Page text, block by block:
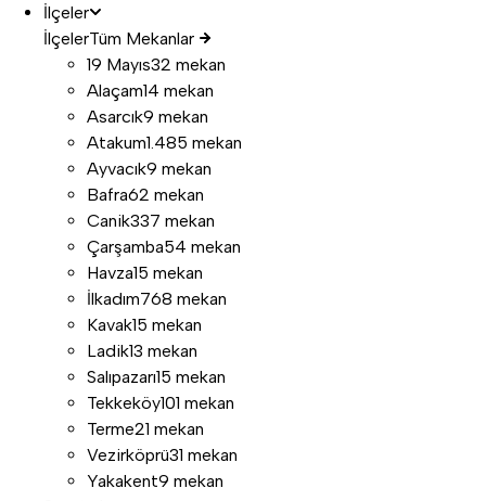
İlçeler
İlçelerTüm Mekanlar
19 Mayıs32 mekan
Alaçam14 mekan
Asarcık9 mekan
Atakum1.485 mekan
Ayvacık9 mekan
Bafra62 mekan
Canik337 mekan
Çarşamba54 mekan
Havza15 mekan
İlkadım768 mekan
Kavak15 mekan
Ladik13 mekan
Salıpazarı15 mekan
Tekkeköy101 mekan
Terme21 mekan
Vezirköprü31 mekan
Yakakent9 mekan